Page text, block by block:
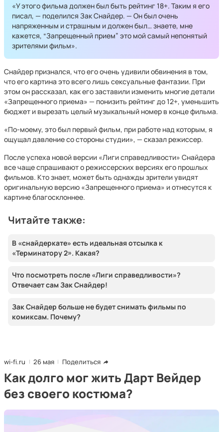
«У этого фильма должен был быть рейтинг 18+. Таким я его
писал, — поделился Зак Снайдер. — Он был очень
напряженным и страшным и должен был… знаете, мне
кажется, “Запрещенный прием” это мой самый непонятый
зрителями фильм».
Снайдер признался, что его очень удивили обвинения в том,
что его картина это всего лишь сексуальные фантазии. При
этом он рассказал, как его заставили изменить многие детали
«Запрещенного приема» — понизить рейтинг до 12+, уменьшить
бюджет и вырезать целый музыкальный номер в конце фильма.
«По-моему, это был первый фильм, при работе над которым, я
ощущал давление со стороны студии», — сказал режиссер.
После успеха новой версии «Лиги справедливости» Снайдера
все чаще спрашивают о режиссерских версиях его прошлых
фильмов. Кто знает, может быть однажды зрители увидят
оригинальную версию «Запрещенного приема» и отнесутся к
картине благосклоннее.
Читайте также:
В «снайдеркате» есть идеальная отсылка к
«Терминатору 2». Какая?
Что посмотреть после «Лиги справедливости»?
Отвечает сам Зак Снайдер!
Зак Снайдер больше не будет снимать фильмы по
комиксам. Почему?
wi-fi.ru 26 мая Поделиться
Как долго мог жить Дарт Вейдер
без своего костюма?